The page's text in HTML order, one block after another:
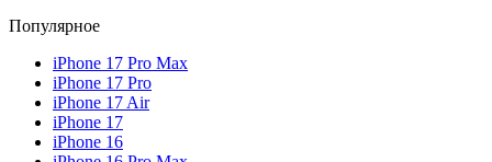
Популярное
iPhone 17 Pro Max
iPhone 17 Pro
iPhone 17 Air
iPhone 17
iPhone 16